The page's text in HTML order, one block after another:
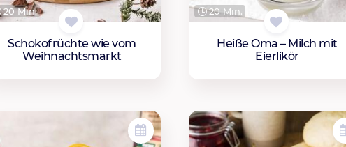
20 Min.
Schokofrüchte wie vom
Weihnachtsmarkt
20 Min.
Heiße Oma – Milch mit
Eierlikör